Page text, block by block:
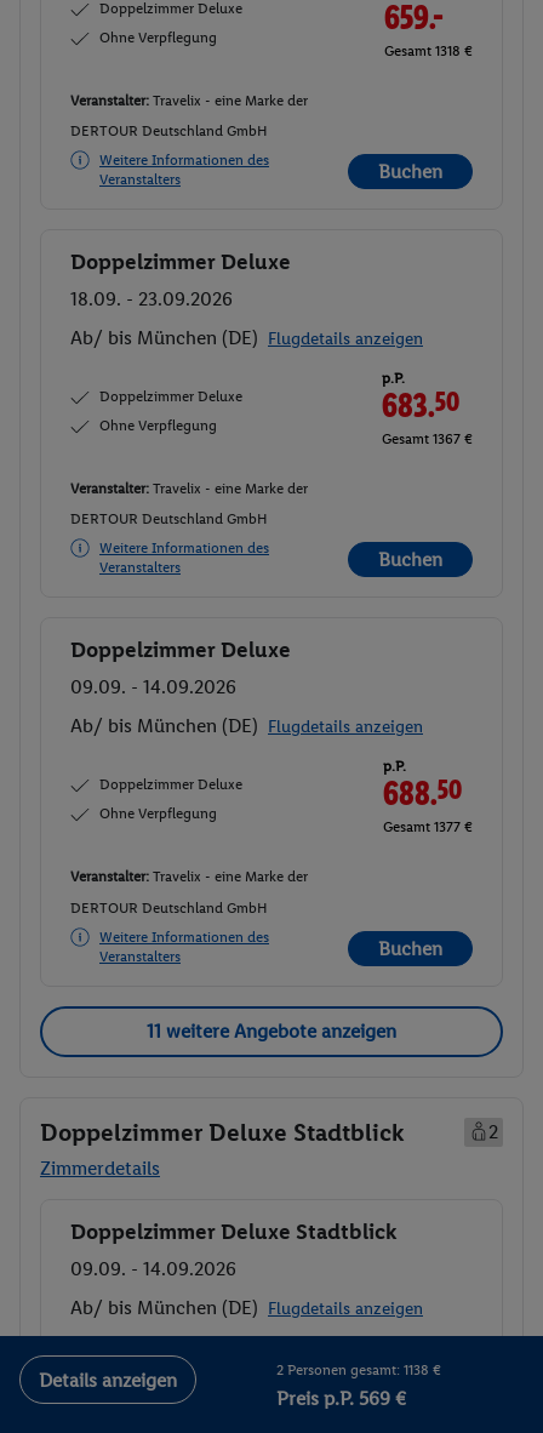
Doppelzimmer Deluxe
Ohne Verpflegung
659.-
Gesamt 1318 €
Veranstalter: Travelix - eine Marke der
DERTOUR Deutschland GmbH
Weitere Informationen des
Veranstalters
Buchen
Buchen
Doppelzimmer Deluxe
18.09. - 23.09.2026
Ab/ bis München (DE) Flugdetails anzeigen
Doppelzimmer Deluxe
Ohne Verpflegung
p.P.
683.50
Gesamt 1367 €
Veranstalter: Travelix - eine Marke der
DERTOUR Deutschland GmbH
Weitere Informationen des
Veranstalters
Buchen
Buchen
Doppelzimmer Deluxe
09.09. - 14.09.2026
Ab/ bis München (DE) Flugdetails anzeigen
Doppelzimmer Deluxe
Ohne Verpflegung
p.P.
688.50
Gesamt 1377 €
Veranstalter: Travelix - eine Marke der
DERTOUR Deutschland GmbH
Weitere Informationen des
Veranstalters
Buchen
11 weitere Angebote anzeigen
Doppelzimmer Deluxe Stadtblick
2
Zimmerdetails
Buchen
Doppelzimmer Deluxe Stadtblick
09.09. - 14.09.2026
Ab/ bis München (DE) Flugdetails anzeigen
Doppelzimmer Deluxe Stadtblick
Ohne Verpflegung
672.-
Gesamt 1344 €
Details anzeigen 2 Personen gesamt: 1138 €
Preis p.P. 569 €